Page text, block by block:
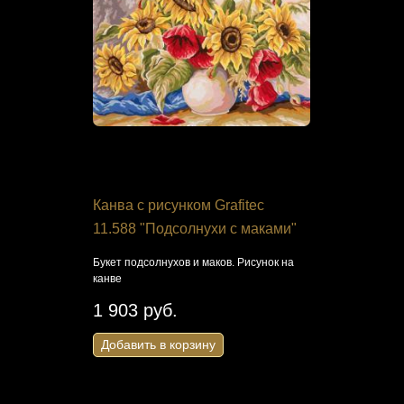
Канва с рисунком Grafitec
11.588 "Подсолнухи с маками"
Букет подсолнухов и маков. Рисунок на
канве
1 903 руб.
Добавить в корзину